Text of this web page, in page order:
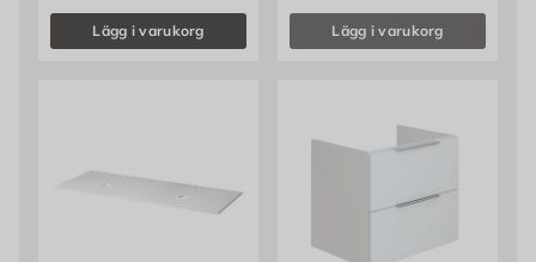
Lägg i varukorg Lägg i varukorg